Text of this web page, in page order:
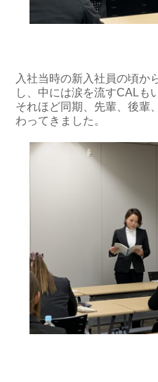
入社当時の新入社員の頃か
し、中には涙を流すCALも
それほど同期、先輩、後輩
わってきました。